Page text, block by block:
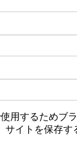
用するためブ
イトを保存す